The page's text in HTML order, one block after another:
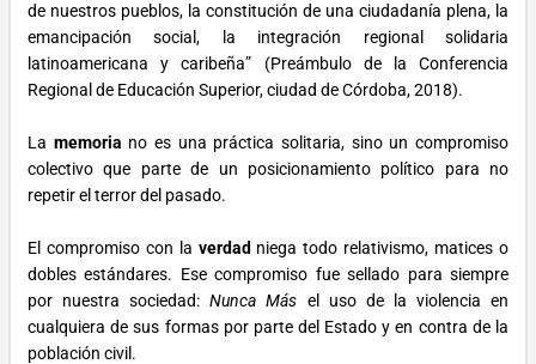
de nuestros pueblos, la constitución de una ciudadanía plena, la
emancipación social, la integración regional solidaria
latinoamericana y caribeña” (Preámbulo de la Conferencia
Regional de Educación Superior, ciudad de Córdoba, 2018).
La memoria no es una práctica solitaria, sino un compromiso
colectivo que parte de un posicionamiento político para no
repetir el terror del pasado.
El compromiso con la verdad niega todo relativismo, matices o
dobles estándares. Ese compromiso fue sellado para siempre
por nuestra sociedad:Nunca Más el uso de la violencia en
cualquiera de sus formas por parte del Estado y en contra de la
población civil.